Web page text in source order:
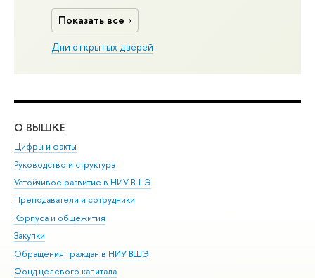
Показать все
Дни открытых дверей
О ВЫШКЕ
Цифры и факты
Руководство и структура
Устойчивое развитие в НИУ ВШЭ
Преподаватели и сотрудники
Корпуса и общежития
Закупки
Обращения граждан в НИУ ВШЭ
Фонд целевого капитала